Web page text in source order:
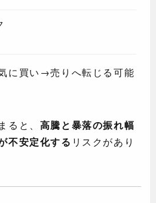
に買い→売りへ転じる可能
ると、 高騰と暴落の振れ幅
不安定化する リスクがあり